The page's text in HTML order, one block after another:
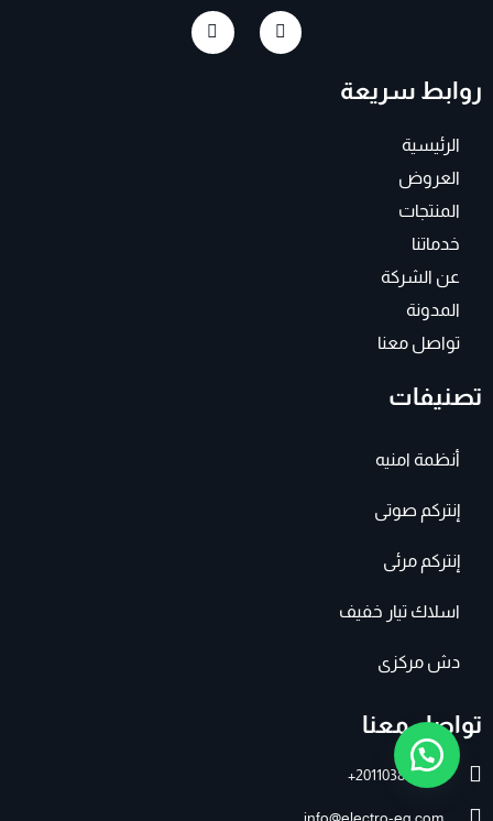
F
a
c
I
n
s
روابط سريعة
الرئيسية
العروض
المنتجات
خدماتنا
عن الشركة
المدونة
تواصل معنا
تصنيفات
أنظمة امنيه
إنتركم صوتى
إنتركم مرئى
اسلاك تيار خفيف
دش مركزى
تواصل معنا
201103895007+
info@electro-eg.com